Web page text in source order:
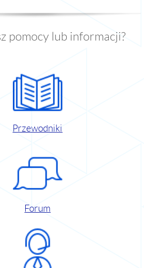
pomocy lub informacji?
Przewodniki
Forum